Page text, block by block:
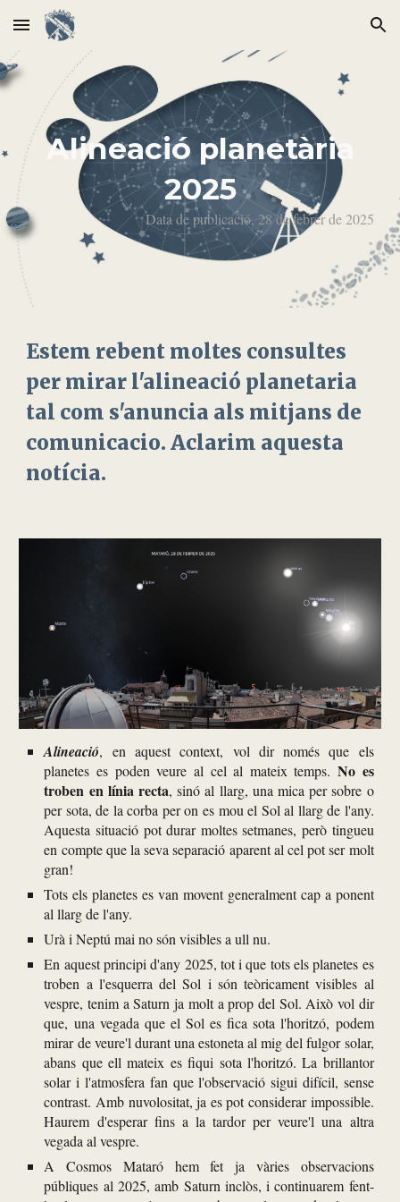
Skip to main content Skip to navigation
Alineació planetària
2025
Data de publicació, 28 de febrer de 2025
Estem rebent moltes consultes
per mirar l'alineació planetaria
tal com s'anuncia als mitjans de
comunicacio. Aclarim aquesta
notícia.
Alineació, en aquest context, vol dir nomésque els
planetes es poden veure al cel al mateix temps. No es
troben en línia recta, sinó al llarg, una mica per sobre o
per sota, de la corba per on es mou el Sol al llarg de l'any.
Aquesta situació pot durar moltes setmanes, però tingueu
en compte que la seva separació aparent al cel pot ser molt
gran!
Tots els planetes es van movent generalment cap a ponent
al llarg de l'any.
Urà i Neptú mai no són visibles a ull nu.
En aquest principi d'any 2025, tot i que tots els planetes es
troben a l'esquerra del Sol i són teòricament visibles al
vespre, tenim a Saturn ja molt a prop del Sol. Això vol dir
que, una vegada que el Sol es fica sota l'horitzó, podem
mirar de veure'l durant una estoneta al mig del fulgor solar,
abans que ell mateix es fiqui sota l'horitzó.La brillantor
solar i l'atmosfera fan que l'observació sigui difícil, sense
contrast. Amb nuvolositat, ja es pot considerar impossible.
Haurem d'esperar fins a la tardor per veure'l una altra
vegada al vespre.
A Cosmos Mataró hem fet ja vàries observacions
públiques al 2025, amb Saturn inclòs, i continuarem fent-